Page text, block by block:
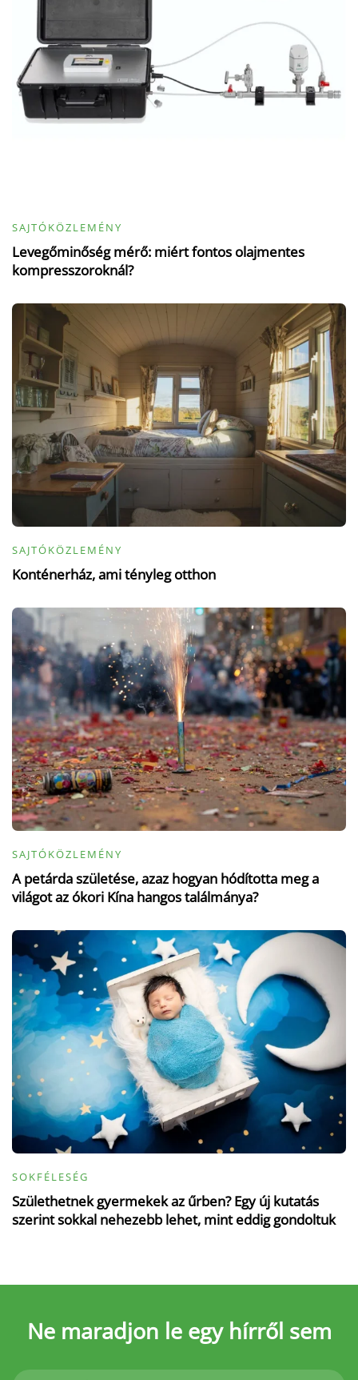
SAJTÓKÖZLEMÉNY
Levegőminőség mérő: miért fontos olajmentes
kompresszoroknál?
SAJTÓKÖZLEMÉNY
Konténerház, ami tényleg otthon
SAJTÓKÖZLEMÉNY
A petárda születése, azaz hogyan hódította meg a
világot az ókori Kína hangos találmánya?
SOKFÉLESÉG
Születhetnek gyermekek az űrben? Egy új kutatás
szerint sokkal nehezebb lehet, mint eddig gondoltuk
Ne maradjon le egy hírről sem